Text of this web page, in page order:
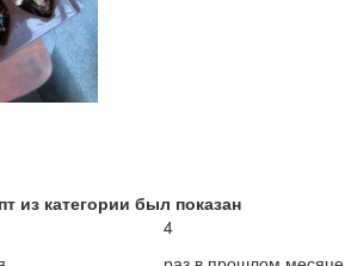
из категории был показан
4